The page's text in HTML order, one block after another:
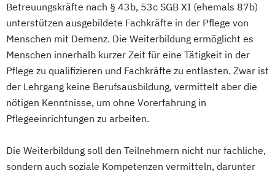
Betreuungskräfte nach § 43b, 53c SGB XI (ehemals 87b)
unterstützen ausgebildete Fachkräfte in der Pflege von
Menschen mit Demenz. Die Weiterbildung ermöglicht es
Menschen innerhalb kurzer Zeit für eine Tätigkeit in der
Pflege zu qualifizieren und Fachkräfte zu entlasten. Zwar ist
der Lehrgang keine Berufsausbildung, vermittelt aber die
nötigen Kenntnisse, um ohne Vorerfahrung in
Pflegeeinrichtungen zu arbeiten.
Die Weiterbildung soll den Teilnehmern nicht nur fachliche,
sondern auch soziale Kompetenzen vermitteln, darunter